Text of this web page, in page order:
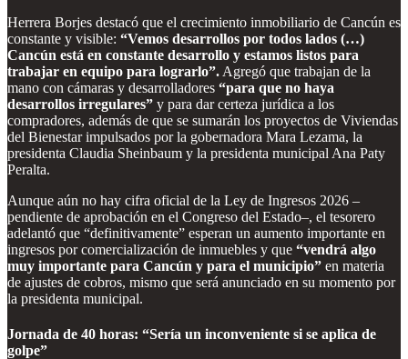
Herrera Borjes destacó que el crecimiento inmobiliario de Cancún es
constante y visible: “Vemos desarrollos por todos lados (…)
Cancún está en constante desarrollo y estamos listos para
trabajar en equipo para lograrlo”. Agregó que trabajan de la
mano con cámaras y desarrolladores “para que no haya
desarrollos irregulares” y para dar certeza jurídica a los
compradores, además de que se sumarán los proyectos de Viviendas
del Bienestar impulsados por la gobernadora Mara Lezama, la
presidenta Claudia Sheinbaum y la presidenta municipal Ana Paty
Peralta.
Aunque aún no hay cifra oficial de la Ley de Ingresos 2026 –
pendiente de aprobación en el Congreso del Estado–, el tesorero
adelantó que “definitivamente” esperan un aumento importante en
ingresos por comercialización de inmuebles y que “vendrá algo
muy importante para Cancún y para el municipio” en materia
de ajustes de cobros, mismo que será anunciado en su momento por
la presidenta municipal.
Jornada de 40 horas: “Sería un inconveniente si se aplica de
golpe”